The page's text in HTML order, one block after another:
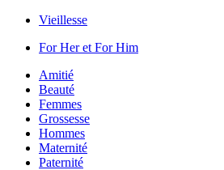
Vieillesse
For Her et For Him
Amitié
Beauté
Femmes
Grossesse
Hommes
Maternité
Paternité